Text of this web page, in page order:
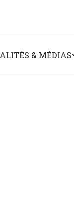
& MÉDIAS